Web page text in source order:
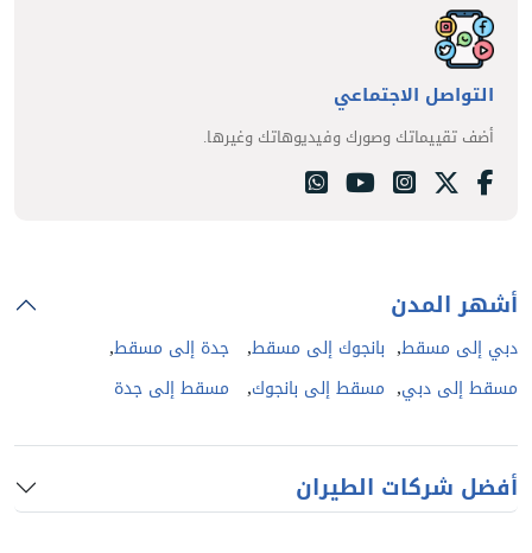
التواصل الاجتماعي
أضف تقييماتك وصورك وفيديوهاتك وغيرها.
أشهر المدن
دبي إلى مسقط, بانجوك إلى مسقط, جدة إلى مسقط,
مسقط إلى دبي, مسقط إلى بانجوك, مسقط إلى جدة
أفضل شركات الطيران